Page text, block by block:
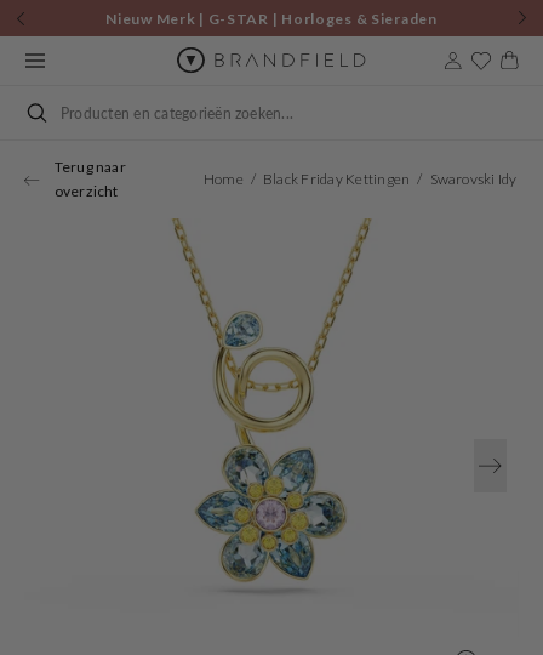
Skip to
content
Nieuw Merk | G-STAR | Horloges & Sieraden
Cart
Search
Terug naar
overzicht
Home Black Friday Kettingen
Open
media
1
in
gallery
view